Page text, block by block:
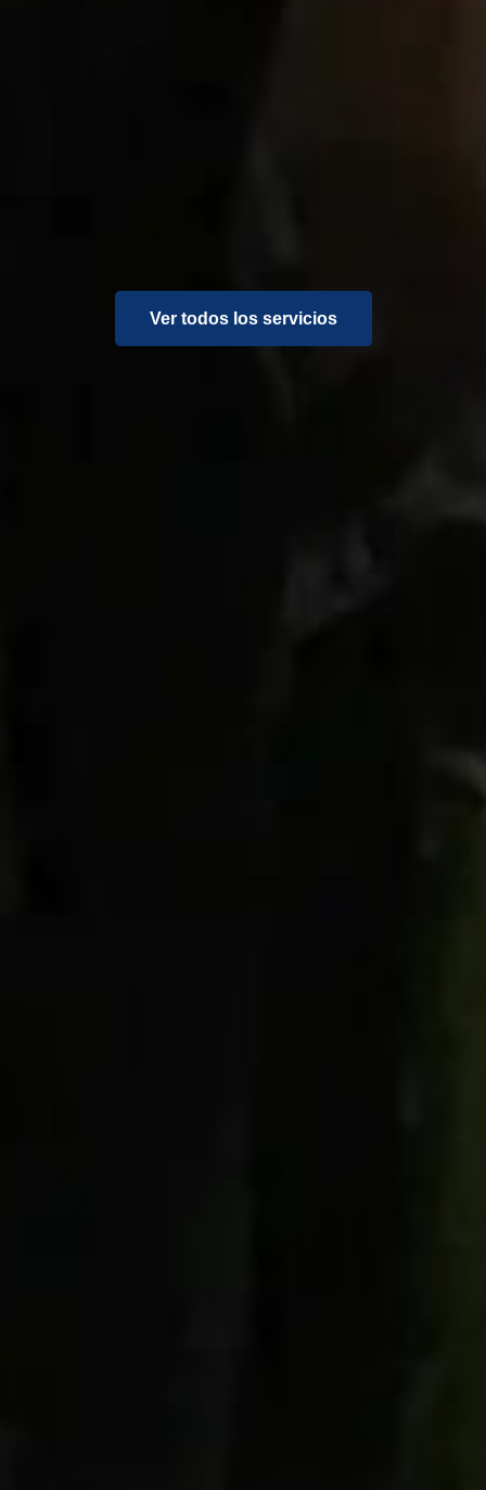
Ver todos los servicios